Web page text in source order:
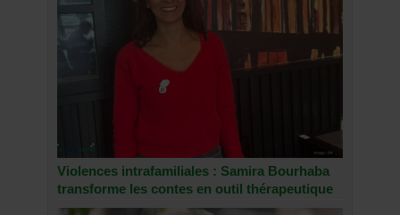
Violences intrafamiliales : Samira Bourhaba
transforme les contes en outil thérapeutique